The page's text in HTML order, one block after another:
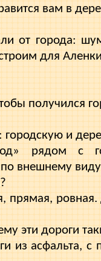
вам в
от города:
для
получился
городскую и
рядом с
внешнему
прямая,
эти дороги
из асфальта,